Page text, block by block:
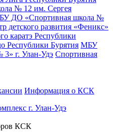
№ 12 им. Сергея
ДО «Спортивная школа №
детского развития «Феникс»
каратэ Республики
Республики Бурятия МБУ
г. Улан-Удэ Спортивная
Информация о КСК
г. Улан-Удэ
КСК